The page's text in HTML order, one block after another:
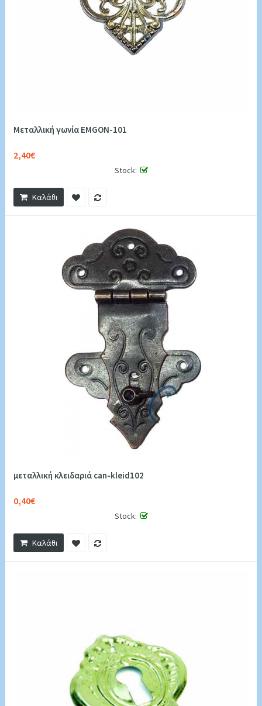
Μεταλλική γωνία ΕΜGON-101
2,40€
Stock:
Καλάθι
μεταλλική κλειδαριά can-kleid102
0,40€
Stock:
Καλάθι